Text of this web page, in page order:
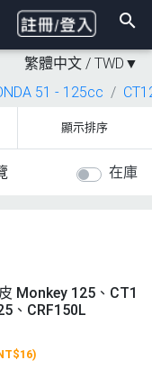
繁體中文 / TWD ▼
51 - 125cc
顯示排序
在庫
Monkey 125、CT1
、CRF150L